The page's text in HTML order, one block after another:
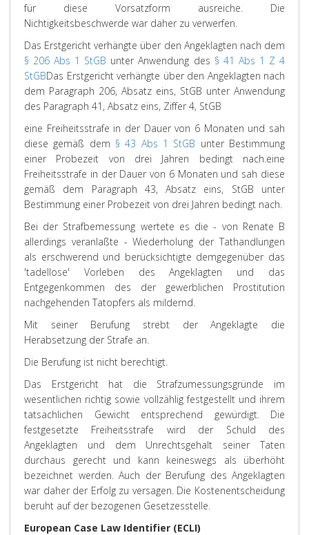
für diese Vorsatzform ausreiche. Die
Nichtigkeitsbeschwerde war daher zu verwerfen.
Das Erstgericht verhängte über den Angeklagten nach dem
§ 206 Abs 1 StGB unter Anwendung des § 41 Abs 1 Z 4
StGBDas Erstgericht verhängte über den Angeklagten nach
dem Paragraph 206, Absatz eins, StGB unter Anwendung
des Paragraph 41, Absatz eins, Ziffer 4, StGB
eine Freiheitsstrafe in der Dauer von 6 Monaten und sah
diese gemäß dem § 43 Abs 1 StGB unter Bestimmung
einer Probezeit von drei Jahren bedingt nach.eine
Freiheitsstrafe in der Dauer von 6 Monaten und sah diese
gemäß dem Paragraph 43, Absatz eins, StGB unter
Bestimmung einer Probezeit von drei Jahren bedingt nach.
Bei der Strafbemessung wertete es die - von Renate B
allerdings veranlaßte - Wiederholung der Tathandlungen
als erschwerend und berücksichtigte demgegenüber das
'tadellose' Vorleben des Angeklagten und das
Entgegenkommen des der gewerblichen Prostitution
nachgehenden Tatopfers als mildernd.
Mit seiner Berufung strebt der Angeklagte die
Herabsetzung der Strafe an.
Die Berufung ist nicht berechtigt.
Das Erstgericht hat die Strafzumessungsgründe im
wesentlichen richtig sowie vollzählig festgestellt und ihrem
tatsächlichen Gewicht entsprechend gewürdigt. Die
festgesetzte Freiheitsstrafe wird der Schuld des
Angeklagten und dem Unrechtsgehalt seiner Taten
durchaus gerecht und kann keineswegs als überhöht
bezeichnet werden. Auch der Berufung des Angeklagten
war daher der Erfolg zu versagen. Die Kostenentscheidung
beruht auf der bezogenen Gesetzesstelle.
European Case Law Identifier (ECLI)